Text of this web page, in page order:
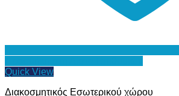
Quick View
Διακοσμητικός Εσωτερικού χώρου